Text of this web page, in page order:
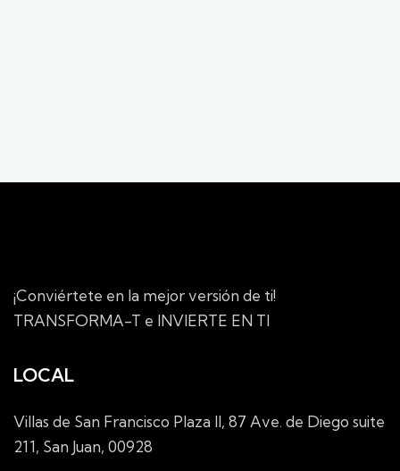
¡Conviértete en la mejor versión de ti!
TRANSFORMA-T e INVIERTE EN TI
LOCAL
Villas de San Francisco Plaza II, 87 Ave. de Diego suite
211, San Juan, 00928